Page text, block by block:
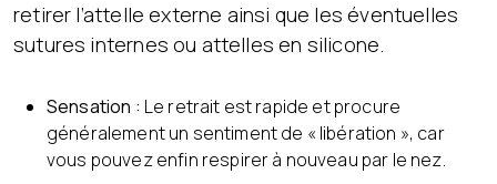
retirer l’attelle externe ainsi que les éventuelles
sutures internes ou attelles en silicone.
Sensation : Le retrait est rapide et procure
généralement un sentiment de « libération », car
vous pouvez enfin respirer à nouveau par le nez.